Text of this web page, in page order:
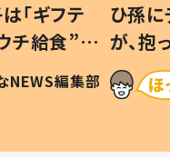
「ギフテ
チ給食”を
#令和の親
NEWS編集部
ひ孫
が、
「涙が
い」